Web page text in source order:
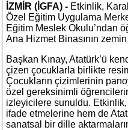
İZMİR (İGFA) - Etkinlik,
Özel Eğitim Uygulama
Eğitim Meslek Okulu’ndan
Ana Hizmet Binasının
Başkan Kınay, Atatürk’ü
çizen çocuklarla birlikte
Çocukların çizimlerinin
özel gereksinimli
izleyicilere sunuldu.
ifade etmelerine hem de
sanatsal bir dille